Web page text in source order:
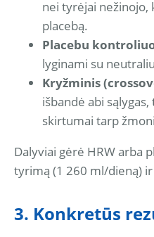
nei tyrėjai nežinojo,
placebą.
Placebu
lyginami su
Kryžminis
išbandė abi
skirtumai tarp
Dalyviai gėrė HRW arba
tyrimą (1 260 ml/dieną)
3. Konkretūs